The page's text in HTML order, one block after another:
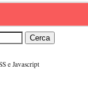
e Javascript